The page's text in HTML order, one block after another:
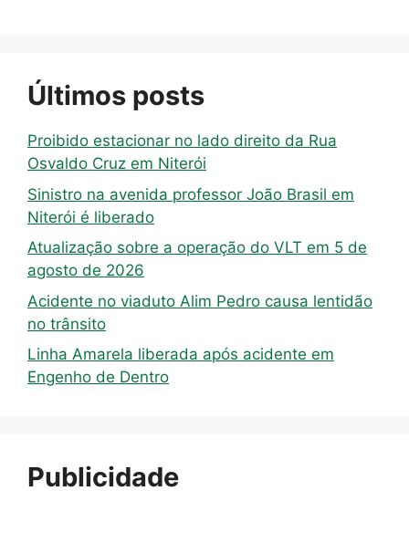
Últimos posts
Proibido estacionar no lado direito da Rua
Osvaldo Cruz em Niterói
Sinistro na avenida professor João Brasil em
Niterói é liberado
Atualização sobre a operação do VLT em 5 de
agosto de 2026
Acidente no viaduto Alim Pedro causa lentidão
no trânsito
Linha Amarela liberada após acidente em
Engenho de Dentro
Publicidade